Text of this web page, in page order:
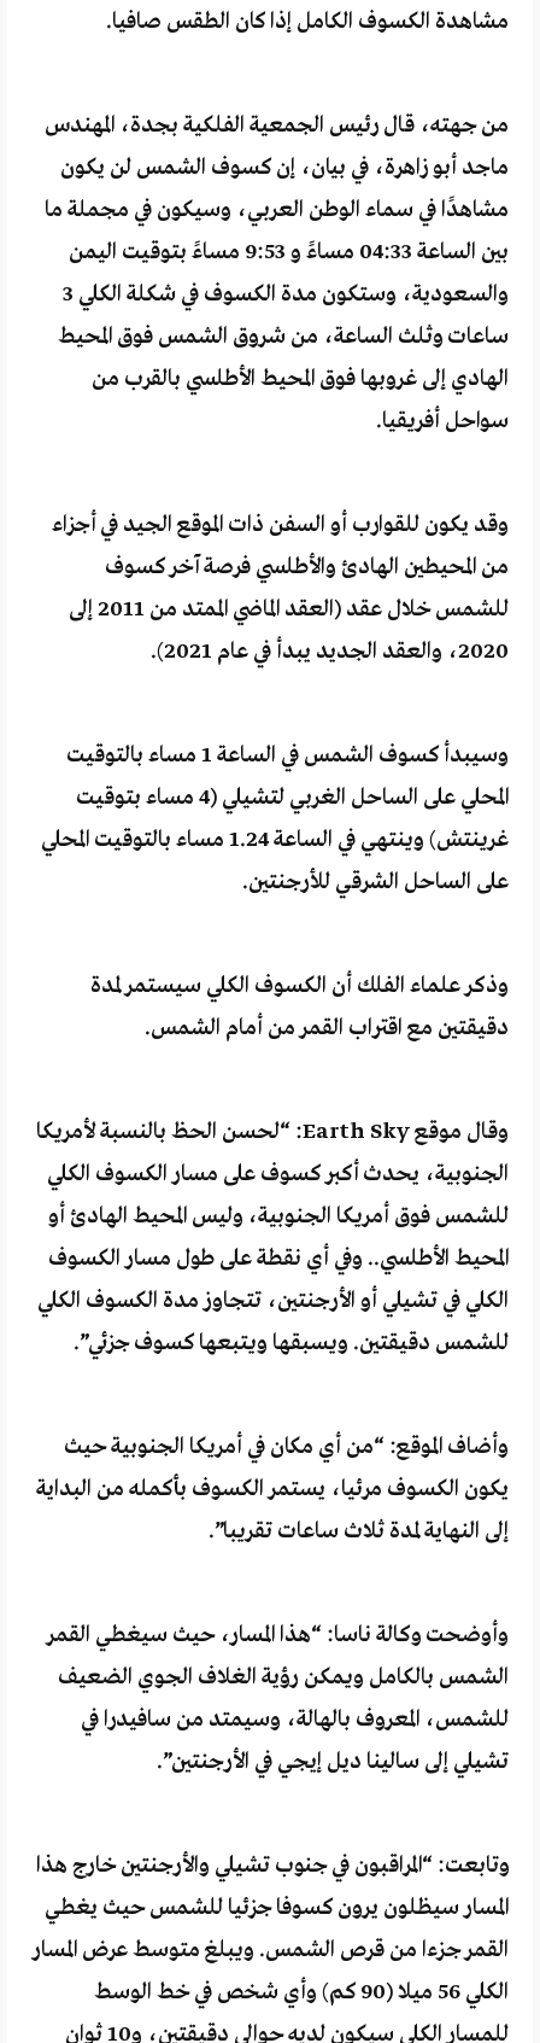
مشاهدة الكسوف الكامل إذا كان الطقس صافيا.
من جهته، قال رئيس الجمعية الفلكية بجدة، المهندس
ماجد أبو زاهرة، في بيان، إن كسوف الشمس لن يكون
مشاهدًا في سماء الوطن العربي، وسيكون في مجملة ما
بين الساعة 04:33 مساءً و 9:53 مساءً بتوقيت اليمن
والسعودية، وستكون مدة الكسوف في شكلة الكلي 3
ساعات وثلث الساعة، من شروق الشمس فوق المحيط
الهادي إلى غروبها فوق المحيط الأطلسي بالقرب من
سواحل أفريقيا.
وقد يكون للقوارب أو السفن ذات الموقع الجيد في أجزاء
من المحيطين الهادئ والأطلسي فرصة آخر كسوف
للشمس خلال عقد (العقد الماضي الممتد من 2011 إلى
2020، والعقد الجديد يبدأ في عام 2021).
وسيبدأ كسوف الشمس في الساعة 1 مساء بالتوقيت
المحلي على الساحل الغربي لتشيلي (4 مساء بتوقيت
غرينتش) وينتهي في الساعة 1.24 مساء بالتوقيت المحلي
على الساحل الشرقي للأرجنتين.
وذكر علماء الفلك أن الكسوف الكلي سيستمر لمدة
دقيقتين مع اقتراب القمر من أمام الشمس.
وقال موقع Earth Sky: “لحسن الحظ بالنسبة لأمريكا
الجنوبية، يحدث أكبر كسوف على مسار الكسوف الكلي
للشمس فوق أمريكا الجنوبية، وليس المحيط الهادئ أو
المحيط الأطلسي.. وفي أي نقطة على طول مسار الكسوف
الكلي في تشيلي أو الأرجنتين، تتجاوز مدة الكسوف الكلي
للشمس دقيقتين. ويسبقها ويتبعها كسوف جزئي”.
وأضاف الموقع: “من أي مكان في أمريكا الجنوبية حيث
يكون الكسوف مرئيا، يستمر الكسوف بأكمله من البداية
إلى النهاية لمدة ثلاث ساعات تقريبا”.
وأوضحت وكالة ناسا: “هذا المسار، حيث سيغطي القمر
الشمس بالكامل ويمكن رؤية الغلاف الجوي الضعيف
للشمس، المعروف بالهالة، وسيمتد من سافيدرا في
تشيلي إلى سالينا ديل إيجي في الأرجنتين”.
وتابعت: “المراقبون في جنوب تشيلي والأرجنتين خارج هذا
المسار سيظلون يرون كسوفا جزئيا للشمس حيث يغطي
القمر جزءا من قرص الشمس. ويبلغ متوسط ​​عرض المسار
الكلي 56 ميلا (90 كم) وأي شخص في خط الوسط
للمسار الكلي سيكون لديه حوالي دقيقتين، و10 ثوان